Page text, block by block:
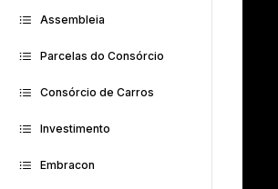
Assembleia
Parcelas do Consórcio
Consórcio de Carros
Investimento
Embracon